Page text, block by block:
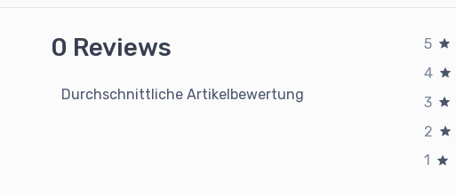
0 Reviews
Durchschnittliche Artikelbewertung
5
4
3
2
1